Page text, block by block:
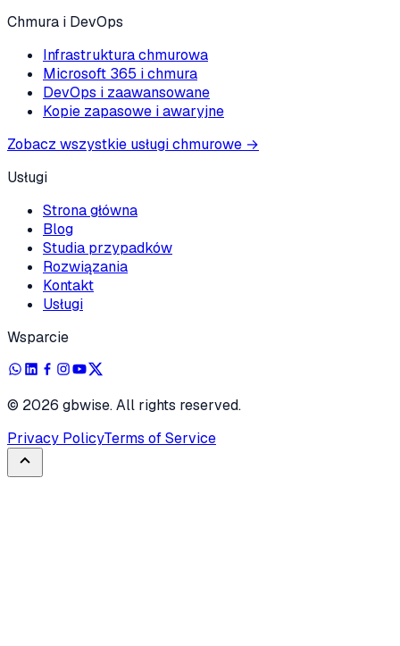
Chmura i DevOps
Infrastruktura chmurowa
Microsoft 365 i chmura
DevOps i zaawansowane
Kopie zapasowe i awaryjne
Zobacz wszystkie usługi chmurowe →
Usługi
Strona główna
Blog
Studia przypadków
Rozwiązania
Kontakt
Usługi
Wsparcie
© 2026 gbwise. All rights reserved.
Privacy PolicyTerms of Service